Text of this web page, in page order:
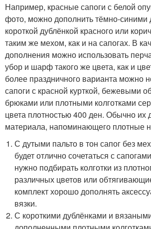
Например, красные сапоги с белой
фото, можно дополнить тёмно-синими
короткой дублёнкой красного или
таким же мехом, как и на сапогах. В
дополнения можно использовать
убор и шарф такого же цвета, как и
более праздничного варианта можно
сапоги с красной курткой, бежевыми
брюками или плотными колготками
цвета плотностью 400 ден. Обычно их
материала, напоминающего плотные
С дутыми пальто в тон сапог без
будет отлично сочетаться с
нужно подбирать колготки из
различных цветов или
комплект хорошо дополнять
вязки.
С короткими дублёнками и